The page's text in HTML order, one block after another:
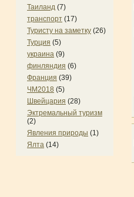
Таиланд (7)
транспорт (17)
Туристу на заметку (26)
Турция (5)
украина (9)
финляндия (6)
Франция (39)
ЧМ2018 (5)
Швейцария (28)
Эктремальный туризм
(2)
Явления природы (1)
Ялта (14)